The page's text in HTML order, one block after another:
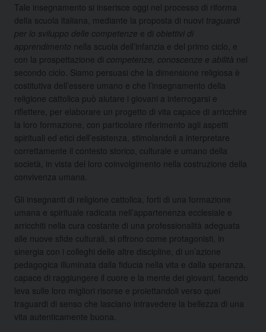
Tale insegnamento si inserisce oggi nel processo di riforma
della scuola italiana, mediante la proposta di nuovi traguardi
per lo sviluppo delle competenze e di obiettivi di
apprendimento nella scuola dell’infanzia e del primo ciclo, e
con la prospettazione di competenze, conoscenze e abilità nel
secondo ciclo. Siamo persuasi che la dimensione religiosa è
costitutiva dell’essere umano e che l’insegnamento della
religione cattolica può aiutare i giovani a interrogarsi e
riflettere, per elaborare un progetto di vita capace di arricchire
la loro formazione, con particolare riferimento agli aspetti
spirituali ed etici dell’esistenza, stimolandoli a interpretare
correttamente il contesto storico, culturale e umano della
società, in vista del loro coinvolgimento nella costruzione della
convivenza umana.
Gli insegnanti di religione cattolica, forti di una formazione
umana e spirituale radicata nell’appartenenza ecclesiale e
arricchiti nella cura costante di una professionalità adeguata
alle nuove sfide culturali, si offrono come protagonisti, in
sinergia con i colleghi delle altre discipline, di un’azione
pedagogica illuminata dalla fiducia nella vita e dalla speranza,
capace di raggiungere il cuore e la mente dei giovani, facendo
leva sulle loro migliori risorse e proiettandoli verso quei
traguardi di senso che lasciano intravedere la bellezza di una
vita autenticamente buona.